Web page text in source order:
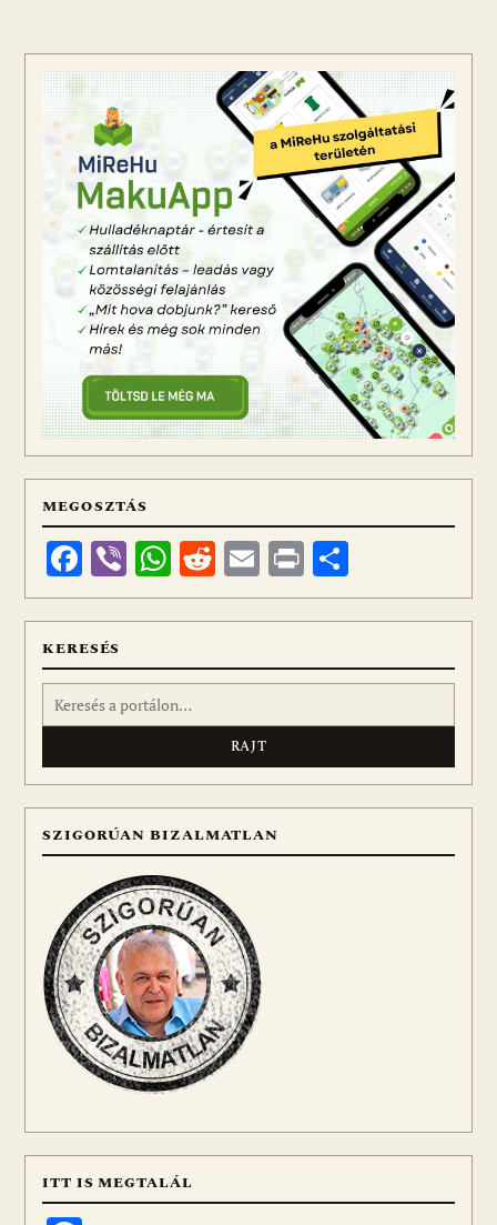
MEGOSZTÁS
Facebook
ViberWhatsApp
Reddit
Email
Print
meg
KERESÉS
Keresés:
SZIGORÚAN BIZALMATLAN
ITT IS MEGTALÁL